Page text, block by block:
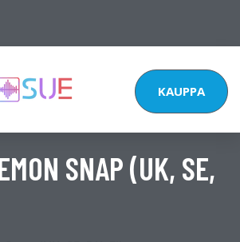
KAUPPA
SNAP (UK, SE,